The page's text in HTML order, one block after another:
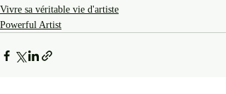
Vivre sa véritable vie d'artiste
Powerful Artist